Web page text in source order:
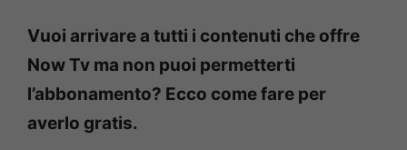
Vuoi arrivare a tutti i contenuti che offre
Now Tv ma non puoi permetterti
l’abbonamento? Ecco come fare per
averlo gratis.